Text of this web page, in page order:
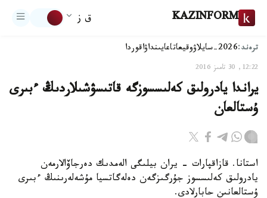
KAZINFORM ق ز
ترەند:2026-سايلاۋ وقيعاتاعايىنداۋاقوردا
12:22, 30 تامىز 2016
يراندا يادرولىق كەلىسسوزگە قاتىسۋشىلاردىڭ ءبىرى
ۇستالعان
استانا. قازاقپارات - يران بيلىگى الەمدىك دەرجاۆالارمەن
يادرولىق كەلىسسوز جۇرگىزگەن دەلەگاتسيا مۇشەلەرىنىڭ ءبىرى
ۇستالعانىن حابارلادى.